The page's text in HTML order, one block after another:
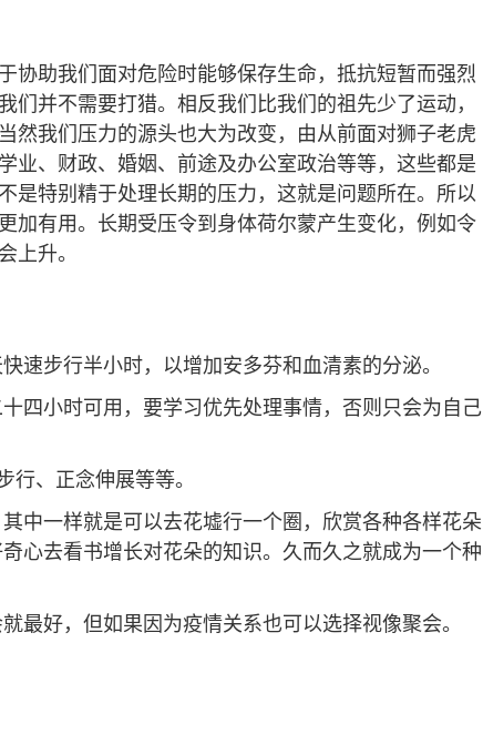
协助我们面对危险时能够保存生命，抵抗短暂而强烈
并不需要打猎。相反我们比我们的祖先少了运动，
然我们压力的源头也大为改变，由从前面对狮子老虎
业、财政、婚姻、前途及办公室政治等等，这些都是
是特别精于处理长期的压力，这就是问题所在。所以
加有用。长期受压令到身体荷尔蒙产生变化，例如令
上升。
速步行半小时，以增加安多芬和血清素的分泌。
四小时可用，要学习优先处理事情，否则只会为自己
、正念伸展等等。
中一样就是可以去花墟行一个圈，欣赏各种各样花朵
心去看书增长对花朵的知识。久而久之就成为一个种
最好，但如果因为疫情关系也可以选择视像聚会。